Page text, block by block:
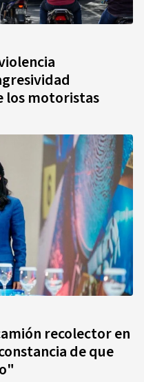
los motoristas
recolector en
de que